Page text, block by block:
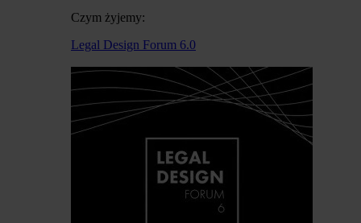
Czym żyjemy:
Legal Design Forum 6.0